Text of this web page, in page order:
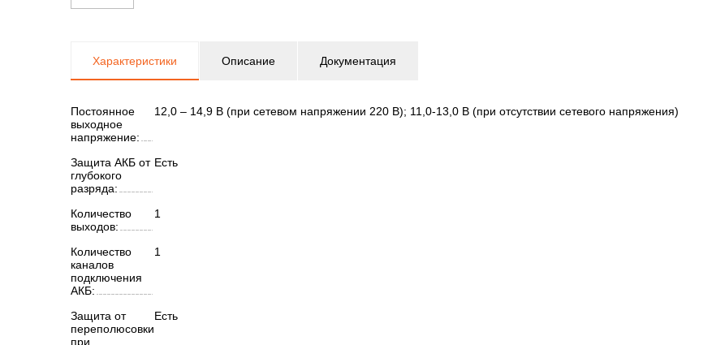
Характеристики Описание Документация
Постоянное
выходное
напряжение:
12,0 – 14,9 В (при сетевом напряжении 220 В); 11,0-13,0 В (при отсутствии сетевого напряжения)
Защита АКБ от
глубокого
разряда:
Есть
Количество
выходов:
1
Количество
каналов
подключения
АКБ:
1
Защита от
переполюсовки
при
Есть